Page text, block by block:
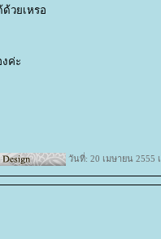
วยเหรอ
ค่ะ
วันที่: 20 เมษายน 2555